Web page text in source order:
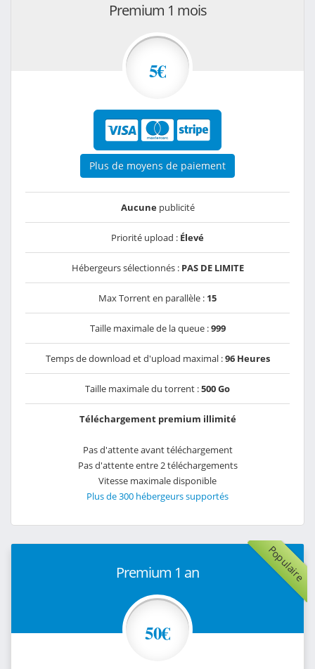
Premium 1 mois
5€
Plus de moyens de paiement
Aucunepublicité
Priorité upload : Élevé
Hébergeurs sélectionnés : PAS DE LIMITE
Max Torrent en parallèle : 15
Taille maximale de la queue :999
Temps de download et d'upload maximal :96 Heures
Taille maximale du torrent :500 Go
Téléchargement premium illimité
Pas d'attente avant téléchargement
Pas d'attente entre 2 téléchargements
Vitesse maximale disponible
Plus de 300 hébergeurs supportés
Populaire
Premium 1 an
50€